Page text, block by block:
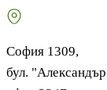
София 1309,
бул.